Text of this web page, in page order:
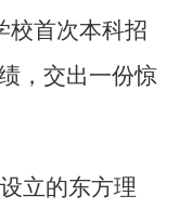
校首次本科招
，交出一份惊
立的东方理